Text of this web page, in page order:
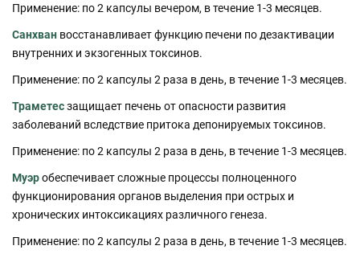
Применение: по 2 капсулы вечером, в течение 1-3 месяцев.
Санхван восстанавливает функцию печени по дезактивации
внутренних и экзогенных токсинов.
Применение: по 2 капсулы 2 раза в день, в течение 1-3 месяцев.
Траметесзащищает печень от опасности развития
заболеваний вследствие притока депонируемых токсинов.
Применение: по 2 капсулы 2 раза в день, в течение 1-3 месяцев.
Муэробеспечивает сложные процессы полноценного
функционирования органов выделения при острых и
хронических интоксикациях различного генеза.
Применение: по 2 капсулы 2 раза в день, в течение 1-3 месяцев.